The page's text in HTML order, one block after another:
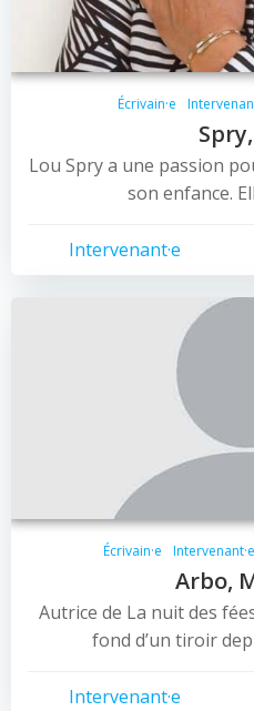
Écrivain·e
Lou Spry a une passion
son enfance.
Intervenant·e
Écrivain·e
Arbo,
Autrice de La nuit des
fond d’un tiroir
Intervenant·e